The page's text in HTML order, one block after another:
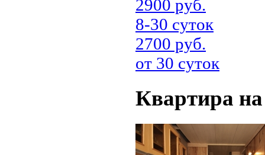
2900 руб.
8-30 суток
2700 руб.
от 30 суток
Квартира